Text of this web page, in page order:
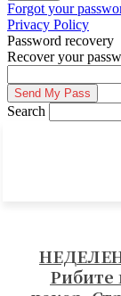
Forgot your
Privacy Policy
Password recovery
Recover your
Search
Рибите